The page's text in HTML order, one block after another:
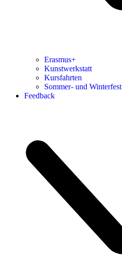
Erasmus+
Kunstwerkstatt
Kursfahrten
Sommer- und Winterfest
Feedback